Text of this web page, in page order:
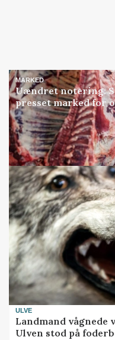
MARKED
Uændret notering:
presset marked for
ULVE
Landmand vågnede
Ulven stod på